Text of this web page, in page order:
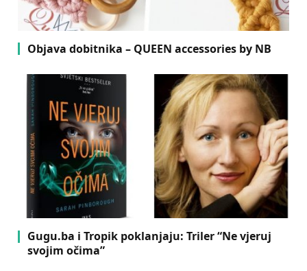
Objava dobitnika – QUEEN accessories by NB
Gugu.ba i Tropik poklanjaju: Triler “Ne vjeruj
svojim očima”